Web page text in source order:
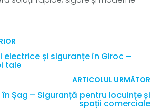
și siguranțe în Giroc –
tale
ARTICOLUL URMĂTOR
în Șag – Siguranță pentru locuințe și
spații comerciale